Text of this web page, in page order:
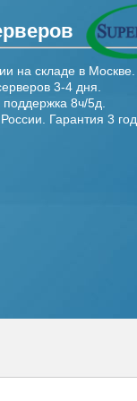
на складе в Москве.
3-4 дня.
8ч/5д.
Гарантия 3